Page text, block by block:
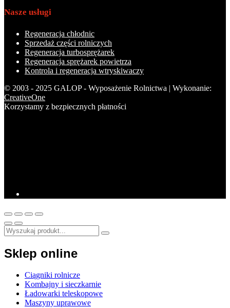
Nasze usługi
Regeneracja chłodnic
Sprzedaż części rolniczych
Regeneracja turbosprężarek
Regeneracja sprężarek powietrza
Kontrola i regeneracja wtryskiwaczy
© 2003 - 2025 GALOP - Wyposażenie Rolnictwa | Wykonanie:
CreativeOne
Korzystamy z bezpiecznych płatności
Sklep online
Ciągniki rolnicze
Kombajny i sieczkarnie
Ładowarki teleskopowe
Maszyny uprawowe